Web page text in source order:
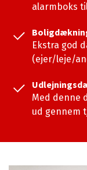
alarmboks
Ekstra god
(ejer/leje/
Med denne
ud gennem